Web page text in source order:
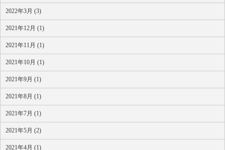
2022年3月 (3)
2021年12月 (1)
2021年11月 (1)
2021年10月 (1)
2021年9月 (1)
2021年8月 (1)
2021年7月 (1)
2021年5月 (2)
2021年4月 (1)